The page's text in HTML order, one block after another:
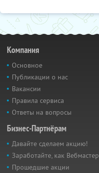
Компания
Основное
Публикации о нас
Вакансии
Правила сервиса
Ответы на вопросы
Бизнес-Партнёрам
Давайте сделаем акцию!
Заработайте, как Вебмастер
Прошедшие акции